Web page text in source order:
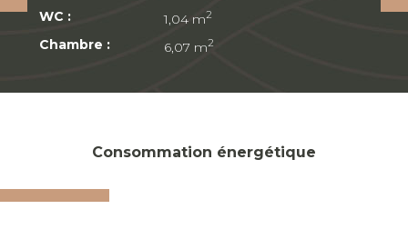
WC : 1,04 m2
Chambre : 6,07 m2
Consommation énergétique